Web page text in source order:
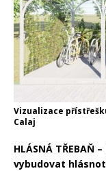
Vizualizace
Calaj
HLÁSNÁ
vybudovat